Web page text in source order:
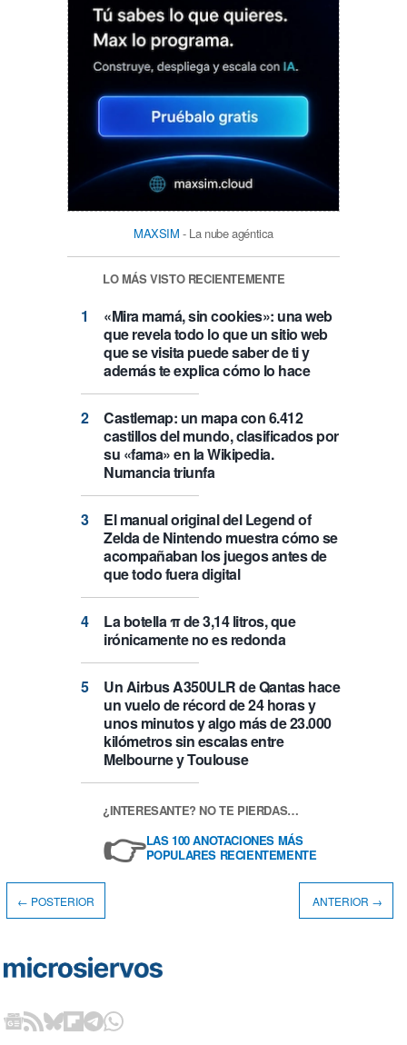
MAXSIM - La nube agéntica
LO MÁS VISTO RECIENTEMENTE
«Mira mamá, sin cookies»: una web
que revela todo lo que un sitio web
que se visita puede saber de ti y
además te explica cómo lo hace
Castlemap: un mapa con 6.412
castillos del mundo, clasificados por
su «fama» en la Wikipedia.
Numancia triunfa
El manual original del Legend of
Zelda de Nintendo muestra cómo se
acompañaban los juegos antes de
que todo fuera digital
La botella π de 3,14 litros, que
irónicamente no es redonda
Un Airbus A350ULR de Qantas hace
un vuelo de récord de 24 horas y
unos minutos y algo más de 23.000
kilómetros sin escalas entre
Melbourne y Toulouse
¿INTERESANTE? NO TE PIERDAS…
👉LAS 100 ANOTACIONES MÁS
POPULARES RECIENTEMENTE
← POSTERIOR ANTERIOR →